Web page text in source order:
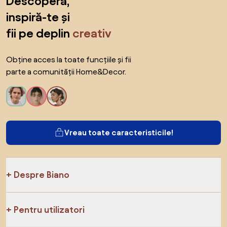
inspiră-te și
fii pe deplin creativ
Obține acces la toate funcțiile și fii
parte a comunității Home&Decor.
Vreau toate caracteristicile!
Despre Biano
Pentru utilizatori